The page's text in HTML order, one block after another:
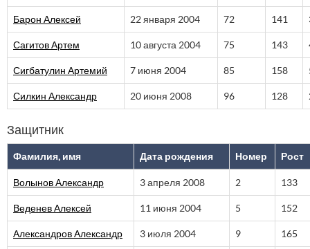
Барон Алексей 22 января 2004 72 141
Сагитов Артем 10 августа 2004 75 143
Сигбатулин Артемий 7 июня 2004 85 158
Силкин Александр 20 июня 2008 96 128
Защитник
Фамилия, имя Дата рождения Номер Рост
Волынов Александр 3 апреля 2008 2 133
Веденев Алексей 11 июня 2004 5 152
Александров Александр 3 июля 2004 9 165